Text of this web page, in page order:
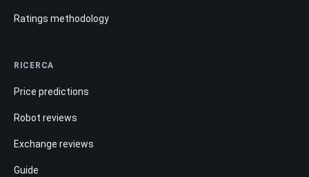
Ratings methodology
RICERCA
Price predictions
Robot reviews
Exchange reviews
Guide